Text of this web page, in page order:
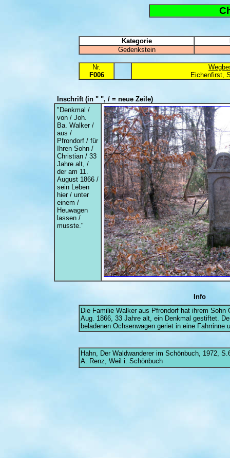
Kategorie
Gedenkstein
Nr.
F006
Eichenfirst,
Inschrift(in " ", / = neue Zeile)
"Denkmal /
von / Joh.
Ba. Walker /
aus /
Pfrondorf / für
Ihren Sohn /
Christian / 33
Jahre alt, /
der am 11.
August 1866 /
sein Leben
hier / unter
einem /
Heuwagen
lassen /
musste."
Info
Die Familie Walker aus Pfrondorf hat ihrem Sohn
Aug. 1866, 33 Jahre alt, ein Denkmal gestiftet.
beladenen Ochsenwagen geriet in eine Fahrrinne
Hahn, Der Waldwanderer im Schönbuch, 1972,
A. Renz, Weil i. Schönbuch